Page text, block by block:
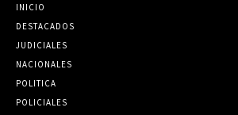
INICIO
DESTACADOS
JUDICIALES
NACIONALES
POLITICA
POLICIALES